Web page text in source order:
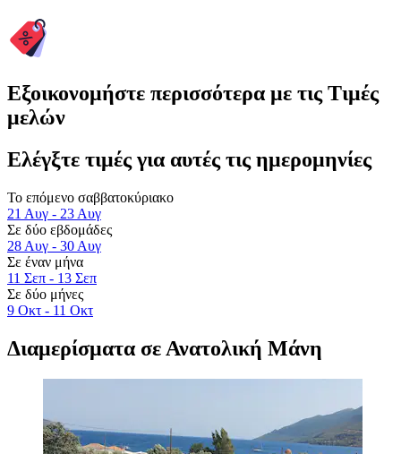
Εξοικονομήστε περισσότερα με τις Τιμές
μελών
Ελέγξτε τιμές για αυτές τις ημερομηνίες
Το επόμενο σαββατοκύριακο
21 Αυγ - 23 Αυγ
Σε δύο εβδομάδες
28 Αυγ - 30 Αυγ
Σε έναν μήνα
11 Σεπ - 13 Σεπ
Σε δύο μήνες
9 Οκτ - 11 Οκτ
Διαμερίσματα σε Ανατολική Μάνη